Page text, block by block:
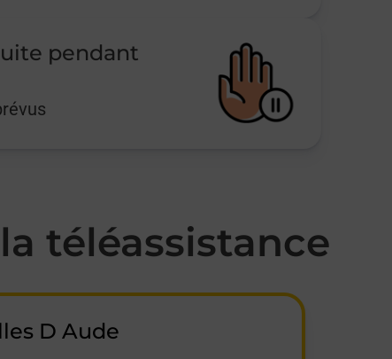
pendant
téléassistance
D Aude